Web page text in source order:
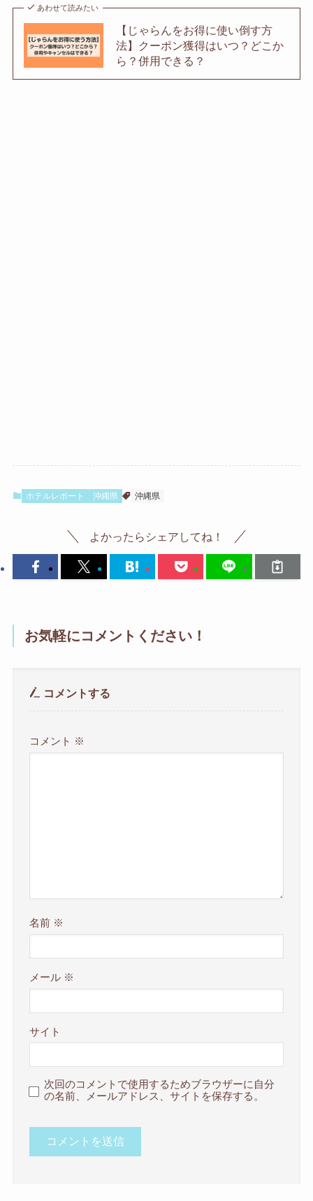
あわせて読みたい
【じゃらんをお得に使い倒す方
法】クーポン獲得はいつ？どこか
ら？併用できる？
ホテルレポート 沖縄県 沖縄県
よかったらシェアしてね！
お気軽にコメントください！
コメントする
コメント ※
名前 ※
メール ※
サイト
次回のコメントで使用するためブラウザーに自分
の名前、メールアドレス、サイトを保存する。